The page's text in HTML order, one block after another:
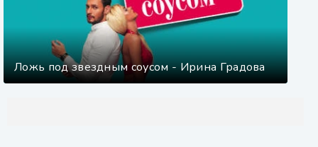
Ложь под звездным соусом - Ирина Градова